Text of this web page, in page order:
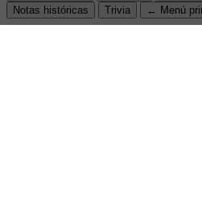
Notas históricas
Trivia ← Menú